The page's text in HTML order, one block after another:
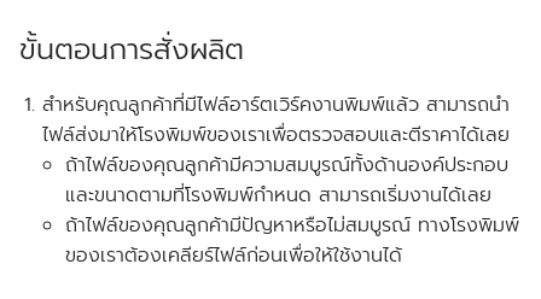
ขั้นตอนการสั่งผลิต
สำหรับคุณลูกค้าที่มีไฟล์อาร์ตเวิร์คงานพิมพ์แล้ว สามารถนำ
ไฟล์ส่งมาให้โรงพิมพ์ของเราเพื่อตรวจสอบและตีราคาได้เลย
ถ้าไฟล์ของคุณลูกค้ามีความสมบูรณ์ทั้งด้านองค์ประกอบ
และขนาดตามที่โรงพิมพ์กำหนด สามารถเริ่มงานได้เลย
ถ้าไฟล์ของคุณลูกค้ามีปัญหาหรือไม่สมบูรณ์ ทางโรงพิมพ์
ของเราต้องเคลียร์ไฟล์ก่อนเพื่อให้ใช้งานได้